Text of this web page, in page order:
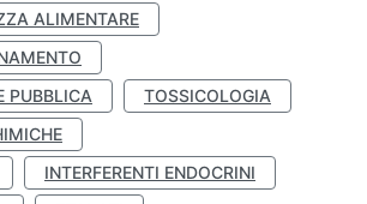
ALIMENTARE
PUBBLICA
TOSSICOLOGIA
INTERFERENTI ENDOCRINI